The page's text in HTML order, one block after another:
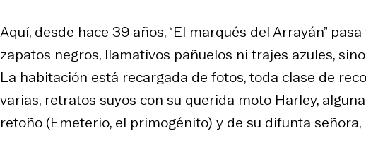
Aquí, desde hace 39 años, “El marqués del Arrayán”
zapatos negros, llamativos pañuelos ni trajes azules,
La habitación está recargada de fotos, toda clase de
varias, retratos suyos con su querida moto Harley,
retoño (Emeterio, el primogénito) y de su difunta señora,